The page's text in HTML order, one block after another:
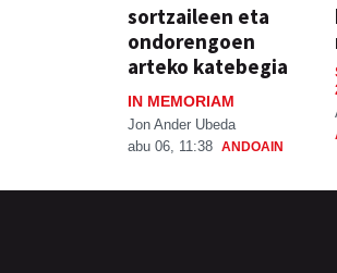
sortzaileen eta
ondorengoen
arteko katebegia
IN MEMORIAM
Jon Ander Ubeda
abu 06, 11:38 ANDOAIN